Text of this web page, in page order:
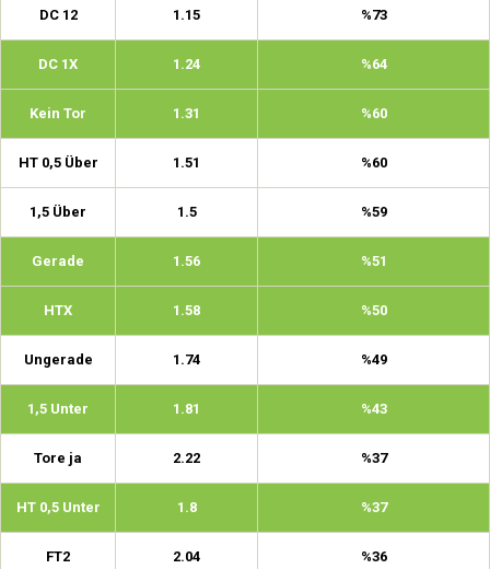
DC 12 1.15 %73
DC 1X 1.24 %64
Kein Tor 1.31 %60
HT 0,5 Über 1.51 %60
1,5 Über 1.5 %59
Gerade 1.56 %51
HTX 1.58 %50
Ungerade 1.74 %49
1,5 Unter 1.81 %43
Tore ja 2.22 %37
HT 0,5 Unter 1.8 %37
FT2 2.04 %36